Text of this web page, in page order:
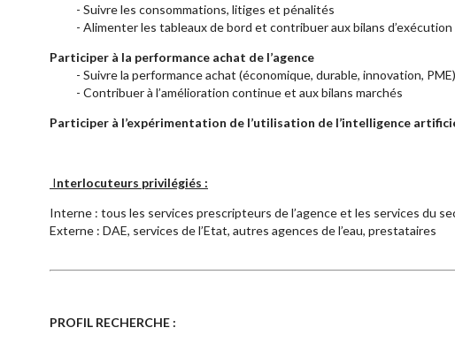
- Suivre les consommations, litiges et pénalités
- Alimenter les tableaux de bord et contribuer aux bilans d’exécution
Participer à la performance achat de l’agence
- Suivre la performance achat (économique, durable, innovation, PME)
- Contribuer à l’amélioration continue et aux bilans marchés
Participer à l’expérimentation de l’utilisation de l’intelligence
Interlocuteurs privilégiés :
Interne : tous les services prescripteurs de l’agence et les services du
Externe : DAE, services de l’Etat, autres agences de l’eau, prestataires
PROFIL RECHERCHE :